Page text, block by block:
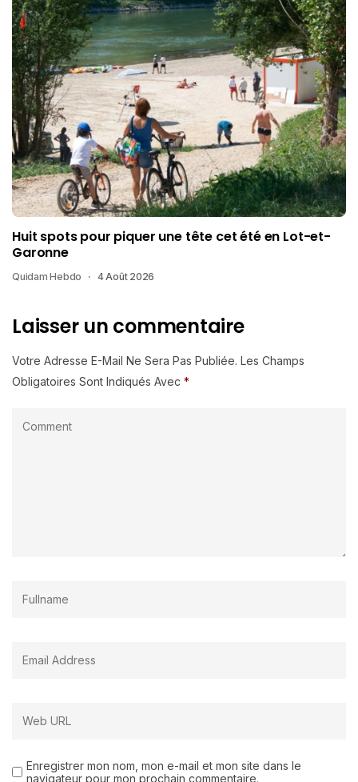
Huit spots pour piquer une tête cet été en Lot-et-
Garonne
Quidam Hebdo 4 Août 2026
Laisser un commentaire
Votre Adresse E-Mail Ne Sera Pas Publiée. Les Champs
Obligatoires Sont Indiqués Avec *
Enregistrer mon nom, mon e-mail et mon site dans le
navigateur pour mon prochain commentaire.